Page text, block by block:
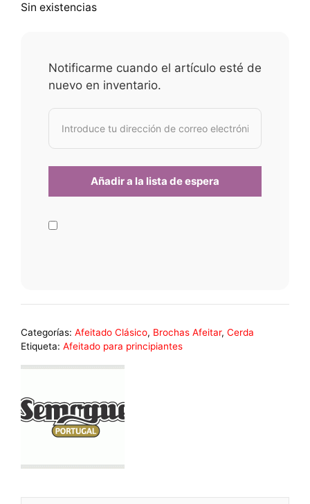
Sin existencias
Notificarme cuando el artículo esté de
nuevo en inventario.
Categorías: Afeitado Clásico, Brochas Afeitar, Cerda
Etiqueta: Afeitado para principiantes